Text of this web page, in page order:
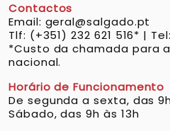
Contactos
Email: geral@salgado.pt
Tlf: (+351) 232 621 516* |
*Custo da chamada para
nacional.
Horário de Funcionamento
De segunda a sexta, das
Sábado, das 9h às 13h